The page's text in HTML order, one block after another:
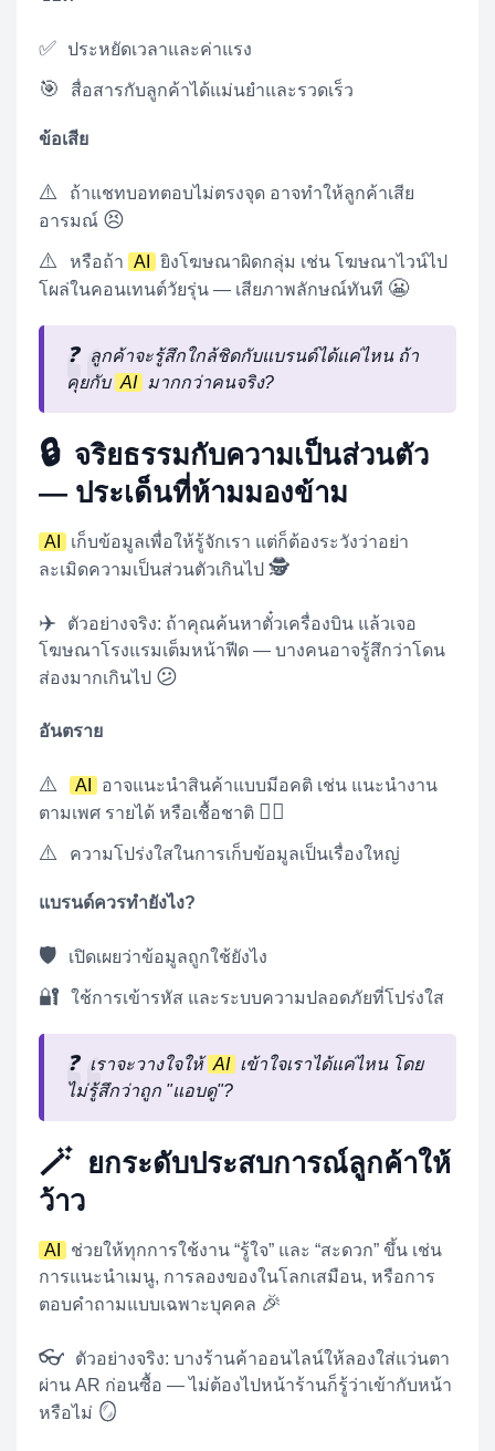
✅ ประหยัดเวลาและค่าแรง
🎯 สื่อสารกับลูกค้าได้แม่นยำและรวดเร็ว
ข้อเสีย
⚠️
ถ้าแชทบอทตอบไม่ตรงจุด อาจทำให้ลูกค้าเสีย
อารมณ์ 😣
⚠️
หรือถ้า AI
ยิงโฆษณาผิดกลุ่ม เช่น โฆษณาไวน์ไป
โผล่ในคอนเทนต์วัยรุ่น — เสียภาพลักษณ์ทันที 😬
❓
ลูกค้าจะรู้สึกใกล้ชิดกับแบรนด์ได้แค่ไหน ถ้า
คุยกับ AI มากกว่าคนจริง?
🔒 จริยธรรมกับความเป็นส่วนตัว
— ประเด็นที่ห้ามมองข้าม
AI
เก็บข้อมูลเพื่อให้รู้จักเรา แต่ก็ต้องระวังว่าอย่า
ละเมิดความเป็นส่วนตัวเกินไป 🕵️
✈️
ตัวอย่างจริง: ถ้าคุณค้นหาตั๋วเครื่องบิน แล้วเจอ
โฆษณาโรงแรมเต็มหน้าฟีด — บางคนอาจรู้สึกว่าโดน
ส่องมากเกินไป 😕
อันตราย
⚠️ AI
อาจแนะนำสินค้าแบบมีอคติ เช่น แนะนำงาน
ตามเพศ รายได้ หรือเชื้อชาติ 🙅‍♂️
⚠️
ความโปร่งใสในการเก็บข้อมูลเป็นเรื่องใหญ่
แบรนด์ควรทำยังไง?
🛡️ เปิดเผยว่าข้อมูลถูกใช้ยังไง
🔐 ใช้การเข้ารหัส และระบบความปลอดภัยที่โปร่งใส
❓ เราจะวางใจให้ AI เข้าใจเราได้แค่ไหน โดย
ไม่รู้สึกว่าถูก "แอบดู"?
🪄 ยกระดับประสบการณ์ลูกค้าให้
ว้าว
AI
ช่วยให้ทุกการใช้งาน “รู้ใจ” และ “สะดวก” ขึ้น เช่น
การแนะนำเมนู, การลองของในโลกเสมือน, หรือการ
ตอบคำถามแบบเฉพาะบุคคล 🎉
👓
ตัวอย่างจริง: บางร้านค้าออนไลน์ให้ลองใส่แว่นตา
ผ่าน AR ก่อนซื้อ — ไม่ต้องไปหน้าร้านก็รู้ว่าเข้ากับหน้า
หรือไม่ 🪞